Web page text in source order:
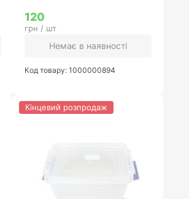
120
грн / шт
Немає в наявності
Код товару: 1000000894
Кінцевий розпродаж